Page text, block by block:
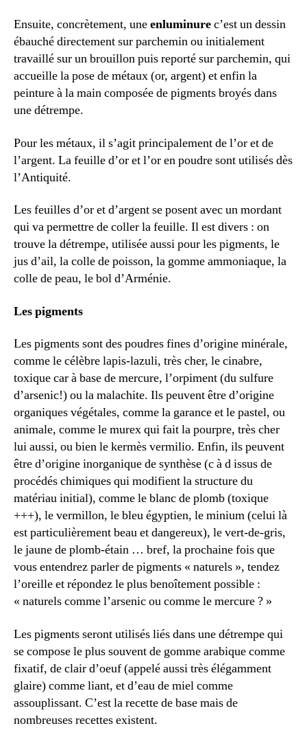
Ensuite, concrètement, uneenluminurec’est un dessin
ébauché directement sur parchemin ou initialement
travaillé sur un brouillon puis reporté sur parchemin, qui
accueille la pose de métaux (or, argent) et enfin la
peinture à la main composée de pigments broyés dans
une détrempe.
Pour les métaux, il s’agit principalement de l’or et de
l’argent. La feuille d’or et l’or en poudre sont utilisés dès
l’Antiquité.
Les feuilles d’or et d’argent se posent avec un mordant
qui va permettre de coller la feuille. Il est divers : on
trouve la détrempe, utilisée aussi pour les pigments, le
jus d’ail, la colle de poisson, la gomme ammoniaque, la
colle de peau, le bol d’Arménie.
Les pigments
Les pigments sont des poudres fines d’origine minérale,
comme le célèbre lapis-lazuli, très cher, le cinabre,
toxique car à base de mercure, l’orpiment (du sulfure
d’arsenic!) ou la malachite. Ils peuvent être d’origine
organiques végétales, comme la garance et le pastel, ou
animale, comme le murex qui fait la pourpre, très cher
lui aussi, ou bien le kermès vermilio. Enfin, ils peuvent
être d’origine inorganique de synthèse (c à d issus de
procédés chimiques qui modifient la structure du
matériau initial), comme le blanc de plomb (toxique
+++), le vermillon, le bleu égyptien, le minium (celui là
est particulièrement beau et dangereux), le vert-de-gris,
le jaune de plomb-étain … bref, la prochaine fois que
vous entendrez parler de pigments « naturels », tendez
l’oreille et répondez le plus benoîtement possible :
« naturels comme l’arsenic ou comme le mercure ? »
Les pigments seront utilisés liés dans une détrempe qui
se compose le plus souvent de gomme arabique comme
fixatif, de clair d’oeuf (appelé aussi très élégamment
glaire) comme liant, et d’eau de miel comme
assouplissant. C’est la recette de base mais de
nombreuses recettes existent.